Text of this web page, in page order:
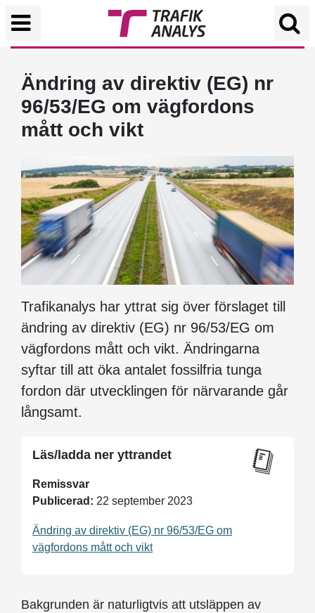
Ändring av direktiv (EG) nr
96/53/EG om vägfordons
mått och vikt
Trafikanalys har yttrat sig över förslaget till
ändring av direktiv (EG) nr 96/53/EG om
vägfordons mått och vikt. Ändringarna
syftar till att öka antalet fossilfria tunga
fordon där utvecklingen för när­varande går
långsamt.
Läs/ladda ner yttrandet
Remissvar
Publicerad: 22 september 2023
Ändring av direktiv (EG) nr 96/53/EG om
vägfordons mått och vikt
Bakgrunden är naturligtvis att utsläppen av